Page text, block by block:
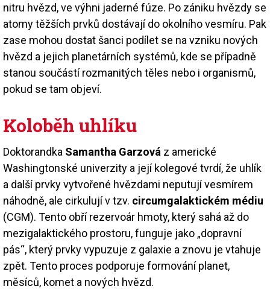
nitru hvězd, ve výhni jaderné fúze. Po zániku hvězdy se
atomy těžších prvků dostávají do okolního vesmíru. Pak
zase mohou dostat šanci podílet se na vzniku nových
hvězd a jejich planetárních systémů, kde se případně
stanou součástí rozmanitých těles nebo i organismů,
pokud se tam objeví.
Koloběh uhlíku
Doktorandka Samantha Garzová z americké
Washingtonské univerzity a její kolegové tvrdí, že uhlík
a další prvky vytvořené hvězdami neputují vesmírem
náhodně, ale cirkulují v tzv. circumgalaktickém médiu
(CGM). Tento obří rezervoár hmoty, který sahá až do
mezigalaktického prostoru, funguje jako „dopravní
pás“, který prvky vypuzuje z galaxie a znovu je vtahuje
zpět. Tento proces podporuje formování planet,
měsíců, komet a nových hvězd.